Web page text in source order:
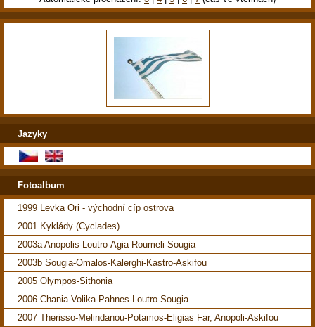
Jazyky
Fotoalbum
1999 Levka Ori - východní cíp ostrova
2001 Kyklády (Cyclades)
2003a Anopolis-Loutro-Agia Roumeli-Sougia
2003b Sougia-Omalos-Kalerghi-Kastro-Askifou
2005 Olympos-Sithonia
2006 Chania-Volika-Pahnes-Loutro-Sougia
2007 Therisso-Melindanou-Potamos-Eligias Far, Anopoli-Askifou